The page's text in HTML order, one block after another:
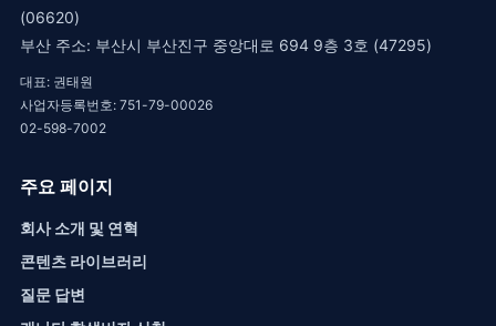
(06620)
부산 주소: 부산시 부산진구 중앙대로 694 9층 3호 (47295)
대표: 권태원
사업자등록번호: 751-79-00026
02-598-7002
주요 페이지
회사 소개 및 연혁
콘텐츠 라이브러리
질문 답변